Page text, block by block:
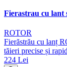
Fierastrau cu lant
ROTOR
Fierăstrău cu lanț
tăieri precise și
224 Lei